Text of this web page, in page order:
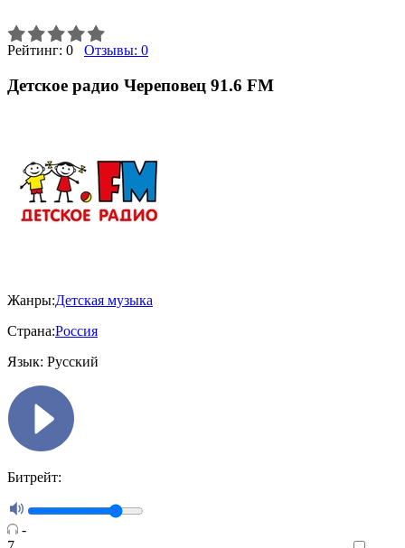
Рейтинг: 0 Отзывы: 0
Детское радио Череповец 91.6 FM
Жанры:Детская музыка
Страна:Россия
Язык: Русский
Битрейт:
-